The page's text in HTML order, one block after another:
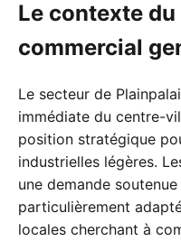
Le contexte
commercial
Le secteur de
immédiate du centre-
position stratégique
industrielles légères.
une demande
particulièrement
locales cherchant à